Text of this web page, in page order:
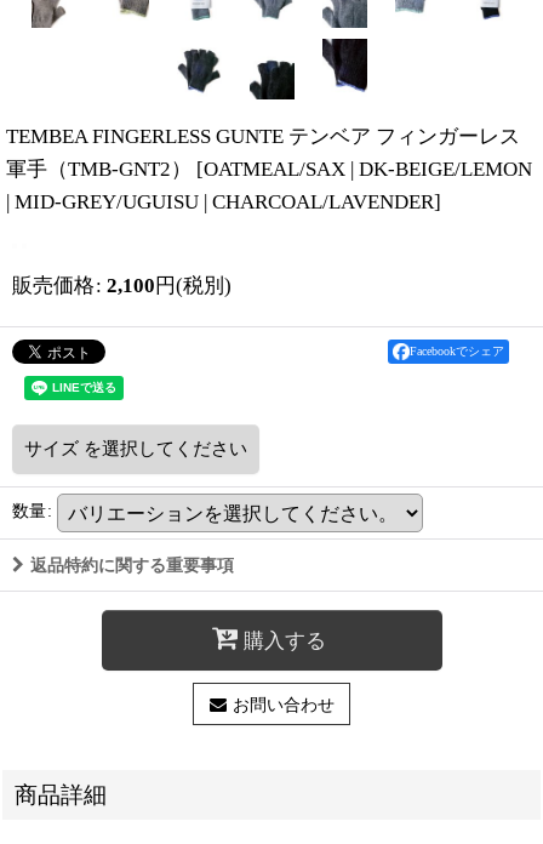
TEMBEA FINGERLESS GUNTE テンベア フィンガーレス
軍手（TMB-GNT2）
[OATMEAL/SAX | DK-BEIGE/LEMON
| MID-GREY/UGUISU | CHARCOAL/LAVENDER]
販売価格: 2,100 円(税別)
Facebookでシェア
サイズ を選択してください
数量:
返品特約に関する重要事項
購入する
お問い合わせ
商品詳細